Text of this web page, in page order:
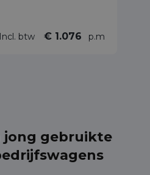
Incl. btw € 1.076 p.m
jong gebruikte